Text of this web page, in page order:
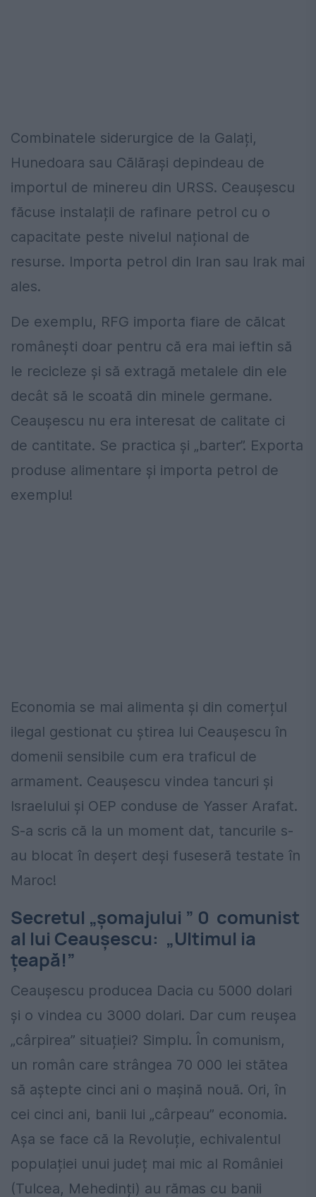
Combinatele siderurgice de la Galați,
Hunedoara sau Călărași depindeau de
importul de minereu din URSS. Ceaușescu
făcuse instalații de rafinare petrol cu o
capacitate peste nivelul național de
resurse. Importa petrol din Iran sau Irak mai
ales.
De exemplu, RFG importa fiare de călcat
românești doar pentru că era mai ieftin să
le recicleze și să extragă metalele din ele
decât să le scoată din minele germane.
Ceaușescu nu era interesat de calitate ci
de cantitate. Se practica și „barter”. Exporta
produse alimentare și importa petrol de
exemplu!
Economia se mai alimenta și din comerțul
ilegal gestionat cu știrea lui Ceaușescu în
domenii sensibile cum era traficul de
armament. Ceaușescu vindea tancuri și
Israelului și OEP conduse de Yasser Arafat.
S-a scris că la un moment dat, tancurile s-
au blocat în deșert deși fuseseră testate în
Maroc!
Secretul „șomajului ” 0 comunist
al lui Ceaușescu: „Ultimul ia
țeapă!”
Ceaușescu producea Dacia cu 5000 dolari
și o vindea cu 3000 dolari. Dar cum reușea
„cârpirea” situației? Simplu. În comunism,
un român care strângea 70 000 lei stătea
să aștepte cinci ani o mașină nouă. Ori, în
cei cinci ani, banii lui „cârpeau” economia.
Așa se face că la Revoluție, echivalentul
populației unui județ mai mic al României
(Tulcea, Mehedinți) au rămas cu banii